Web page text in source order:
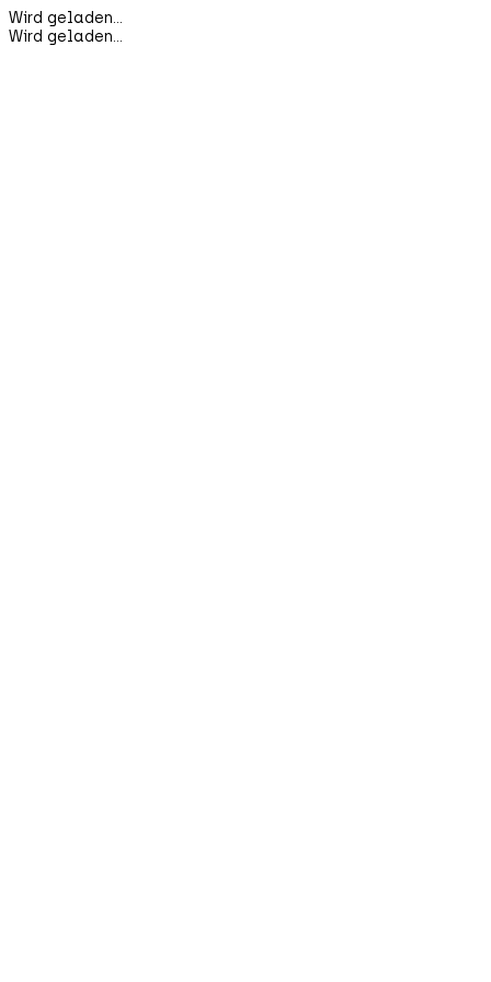
Wird geladen...
Wird geladen...